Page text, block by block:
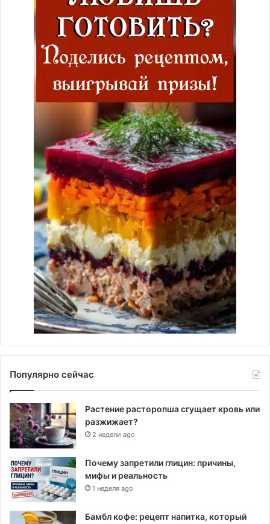
Популярно сейчас
Растение расторопша сгущает кровь или
разжижает?
2 недели ago
Почему запретили глицин: причины,
мифы и реальность
1 неделя ago
Бамбл кофе: рецепт напитка, который